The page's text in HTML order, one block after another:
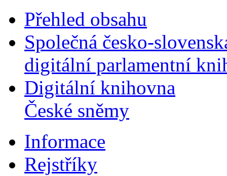
Přehled obsahu
Společná česko-
digitální parlamentní
Digitální knihovna
České sněmy
Informace
Rejstříky